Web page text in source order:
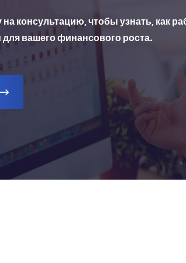
на консультацию, чтобы узнать, как
вашего финансового роста.